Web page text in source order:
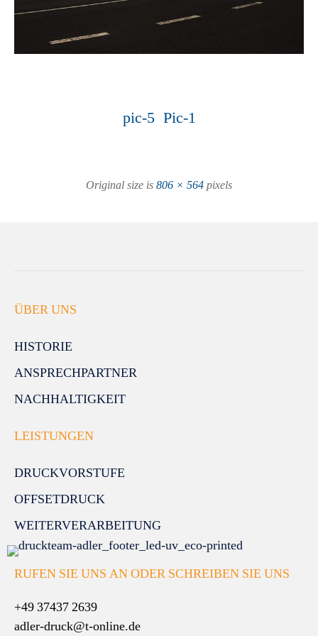
pic-5 Pic-1
Original size is 806 × 564 pixels
ÜBER UNS
HISTORIE
ANSPRECHPARTNER
NACHHALTIGKEIT
LEISTUNGEN
DRUCKVORSTUFE
OFFSETDRUCK
WEITERVERARBEITUNG
RUFEN SIE UNS AN ODER SCHREIBEN SIE UNS
+49 37437 2639
adler-druck@t-online.de